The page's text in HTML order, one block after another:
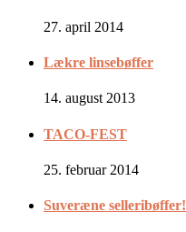
27. april 2014
Lækre linsebøffer
14. august 2013
TACO-FEST
25. februar 2014
Suveræne selleribøffer!